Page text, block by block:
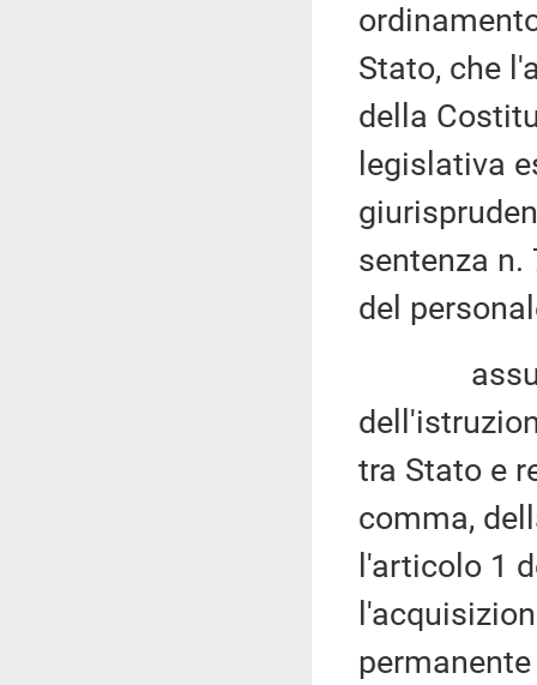
Stato, che
della
legislativa
sentenza
del
assume
tra Stato e
comma,
l'articolo 1